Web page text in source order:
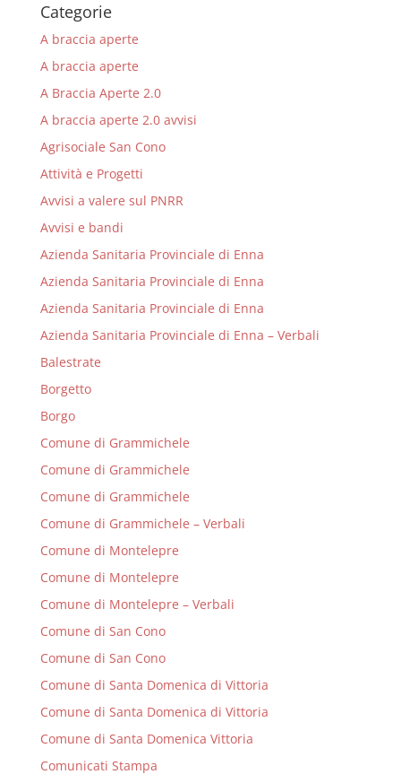
Categorie
A braccia aperte
A braccia aperte
A Braccia Aperte 2.0
A braccia aperte 2.0 avvisi
Agrisociale San Cono
Attività e Progetti
Avvisi a valere sul PNRR
Avvisi e bandi
Azienda Sanitaria Provinciale di Enna
Azienda Sanitaria Provinciale di Enna
Azienda Sanitaria Provinciale di Enna
Azienda Sanitaria Provinciale di Enna – Verbali
Balestrate
Borgetto
Borgo
Comune di Grammichele
Comune di Grammichele
Comune di Grammichele
Comune di Grammichele – Verbali
Comune di Montelepre
Comune di Montelepre
Comune di Montelepre – Verbali
Comune di San Cono
Comune di San Cono
Comune di Santa Domenica di Vittoria
Comune di Santa Domenica di Vittoria
Comune di Santa Domenica Vittoria
Comunicati Stampa